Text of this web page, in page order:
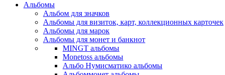
Альбомы
Альбом для значков
Альбомы для визиток, карт, коллекционных карточек
Альбомы для марок
Альбомы для монет и банкнот
MINGT альбомы
Monetoss альбомы
Альбо Нумисматико альбомы